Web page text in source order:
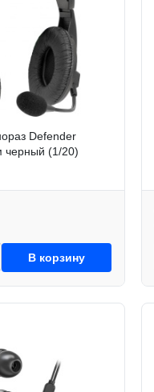
Defender
черный (1/20)
В корзину